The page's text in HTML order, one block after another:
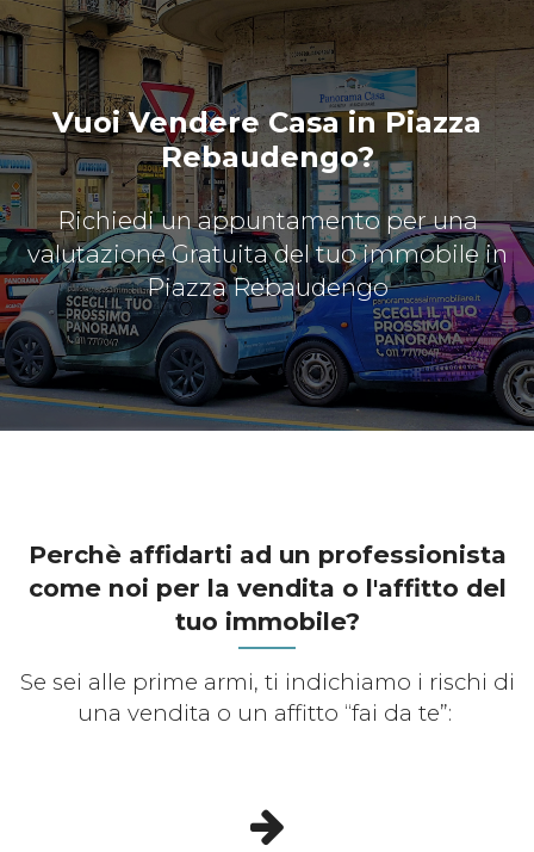
Vuoi Vendere Casa in Piazza
Rebaudengo?
Richiedi un appuntamento per una
valutazione Gratuita del tuo immobile in
Piazza Rebaudengo
Perchè affidarti ad un professionista
come noi per la vendita o l'affitto del
tuo immobile?
Se sei alle prime armi, ti indichiamo i rischi di
una vendita o un affitto “fai da te”: